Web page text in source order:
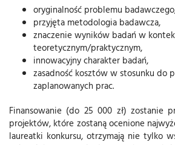
oryginalność problemu
przyjęta metodologia badawcza,
znaczenie wyników badań w
teoretycznym/praktycznym,
innowacyjny charakter badań,
zasadność kosztów w stosunku do
zaplanowanych prac.
Finansowanie (do 25 000 zł) zostanie
projektów, które zostaną ocenione
laureatki konkursu, otrzymają nie tylko